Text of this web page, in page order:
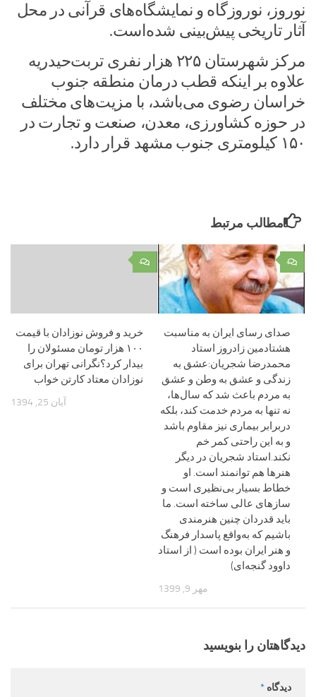
نوروز، نوروزگاه و نمایشگاه‌های قرآنی در محل
آثار تاریخی پیش‌بینی شده‌است‌.
مرکز شهرستان ۲۲۵ هزار نفری تربت‌حیدریه
علاوه بر اینکه قطب درمان منطقه جنوب
خراسان رضوی می‌باشد، با مزیت‌های مختلف
در حوزه کشاورزی، معدن، صنعت و تجارت در
۱۵۰ کیلومتری جنوب مشهد قرار دارد.
مطالب مرتبط
۰
خرید و فروش نوزادان با قیمت
۱۰۰ هزار تومان مسئولان را
بیدار کرد؟نگرانی تهران برای
نوزادان معتاد کارتن خواب
آبان 25, 1394
۰
صدای رسای ایران به مناسبت
هشتادمین زادروز استاد
محمدرضا شجریان:عشق به
زندگی و عشق به وطن و عشق
به مردم باعث شد که سال‌ها،
نه تنها به مردم خدمت کند، بلکه
دربرابر بیماری نیز مقاوم باشد
و به این راحتی کمر خم
نکند.استاد شجریان در دیگر
هنرها هم توانمند است. او
خطاط بسیار بی‌نظیری است و
سازهای عالی ساخته است. ما
باید قدردان چنین هنرمندی
باشیم که به‌واقع پاسدار فرهنگ
و هنر ایران بوده است ( از استاد
داوود گنجه‌ای)
مهر 9, 1399
دیدگاهتان را بنویسید
دیدگاه *